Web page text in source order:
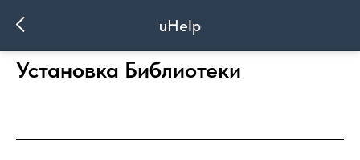
uHelp
Установка Библиотеки